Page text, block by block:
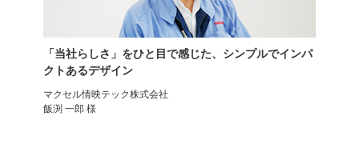
「当社らしさ」をひと目で感じた、シンプルでインパ
クトあるデザイン
マクセル情映テック株式会社
飯渕 一郎 様